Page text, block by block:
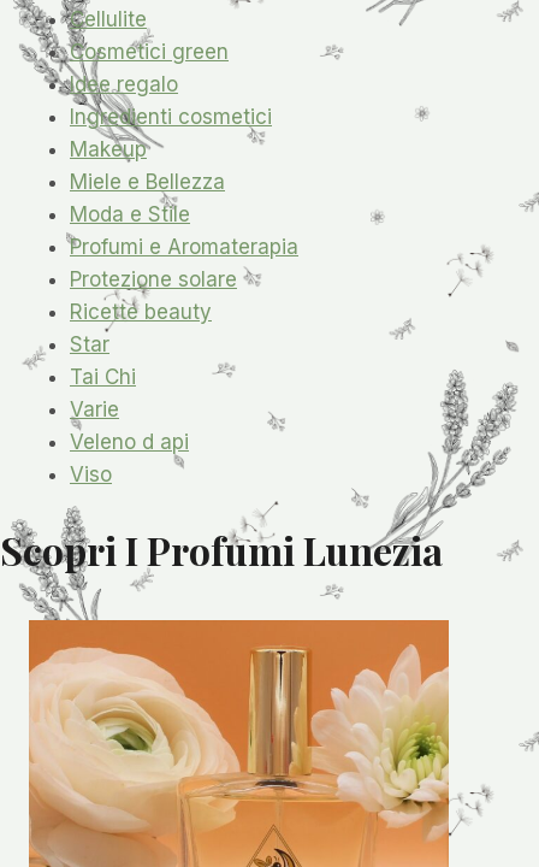
Cellulite
Cosmetici green
Idee regalo
Ingredienti cosmetici
Makeup
Miele e Bellezza
Moda e Stile
Profumi e Aromaterapia
Protezione solare
Ricette beauty
Star
Tai Chi
Varie
Veleno d api
Viso
Scopri I Profumi Lunezia